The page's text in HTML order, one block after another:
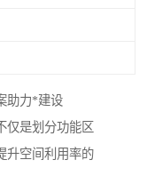
助力*建设
仅是划分功能区
升空间利用率的